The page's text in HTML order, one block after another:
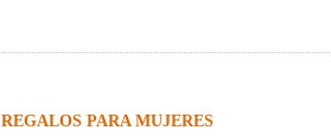
REGALOS PARA MUJERES